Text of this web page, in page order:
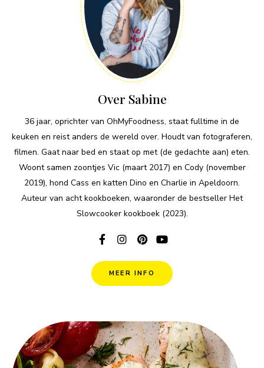
Over Sabine
36 jaar, oprichter van OhMyFoodness, staat fulltime in de
keuken en reist anders de wereld over. Houdt van fotograferen,
filmen. Gaat naar bed en staat op met (de gedachte aan) eten.
Woont samen zoontjes Vic (maart 2017) en Cody (november
2019), hond Cass en katten Dino en Charlie in Apeldoorn.
Auteur van acht kookboeken, waaronder de bestseller Het
Slowcooker kookboek (2023).
MEER INFO